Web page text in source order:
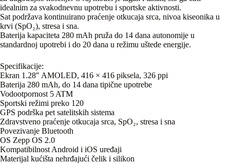
idealnim za svakodnevnu upotrebu i sportske aktivnosti.
Sat podržava kontinuirano praćenje otkucaja srca, nivoa kiseonika u
krvi (SpO₂), stresa i sna.
Baterija kapaciteta 280 mAh pruža do 14 dana autonomije u
standardnoj upotrebi i do 20 dana u režimu uštede energije.
Specifikacije:
Ekran 1.28″ AMOLED, 416 × 416 piksela, 326 ppi
Baterija 280 mAh, do 14 dana tipične upotrebe
Vodootpornost 5 ATM
Sportski režimi preko 120
GPS podrška pet satelitskih sistema
Zdravstveno praćenje otkucaja srca, SpO₂, stresa i sna
Povezivanje Bluetooth
OS Zepp OS 2.0
Kompatibilnost Android i iOS uređaji
Materijal kućišta nehrđajući čelik i silikon